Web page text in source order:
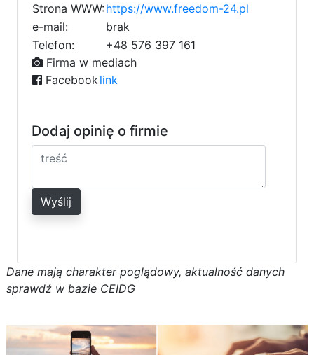
Strona WWW:https://www.freedom-24.pl
e-mail:
brak
Telefon:
+48 576 397 161
Firma w mediach
Facebook link
Dodaj opinię o firmie
Wyślij
Dane mają charakter poglądowy, aktualność danych
sprawdź w bazie CEIDG